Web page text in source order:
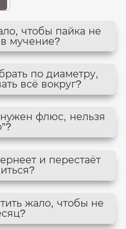
чтобы пайка не
мучение?
по диаметру,
всё вокруг?
флюс, нельзя
и перестаёт
жало, чтобы не